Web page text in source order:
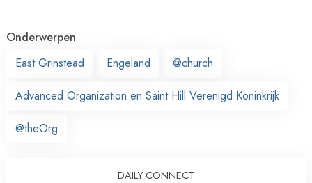
Onderwerpen
East Grinstead
Engeland @church
Advanced Organization en Saint Hill Verenigd Koninkrijk
@theOrg
DAILY CONNECT